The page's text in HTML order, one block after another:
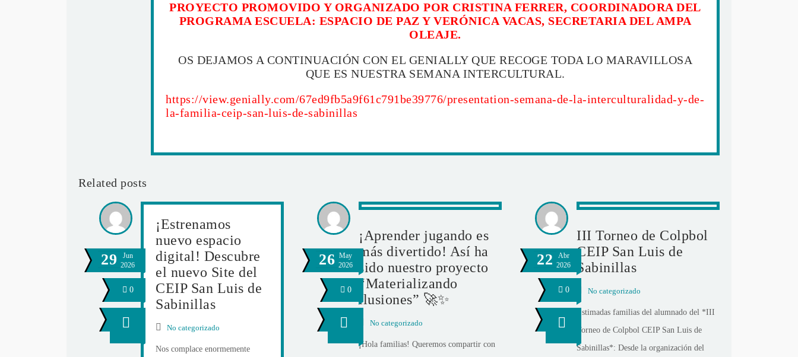
PROYECTO PROMOVIDO Y ORGANIZADO POR CRISTINA FERRER, COORDINADORA DEL
PROGRAMA ESCUELA: ESPACIO DE PAZ Y VERÓNICA VACAS, SECRETARIA DEL AMPA
OLEAJE.
OS DEJAMOS A CONTINUACIÓN CON EL GENIALLY QUE RECOGE TODA LO MARAVILLOSA
QUE ES NUESTRA SEMANA INTERCULTURAL.
https://view.genially.com/67ed9fb5a9f61c791be39776/presentation-semana-de-la-interculturalidad-y-de-
la-familia-ceip-san-luis-de-sabinillas
Related posts
29
Jun
2026
0
¡Estrenamos
nuevo espacio
digital! Descubre
el nuevo Site del
CEIP San Luis de
Sabinillas
No categorizado
Nos complace enormemente
26 May
2026
0
¡Aprender jugando es
más divertido! Así ha
sido nuestro proyecto
“Materializando
ilusiones” 🚀✨
No categorizado
¡Hola familias! Queremos compartir con
22
Abr
2026
0
III Torneo de Colpbol
CEIP San Luis de
Sabinillas
No categorizado
Estimadas familias del alumnado del *III
Torneo de Colpbol CEIP San Luis de
Sabinillas*: Desde la organización del